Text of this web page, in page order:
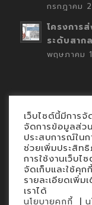
กรกฎาคม
โครงการ
ระดับสาก
พฤษภาคม
Contact
นโยบายคุกกี้
นโยบายข้อมูล
เว็บไซต์นี้มีการ
จัดการข้อมูลส่ว
ประสบการณ์ใน
ช่วยเพิ่มประสิท
การใช้งานเว็บไ
จัดเก็บและใช้คุ
รายละเอียดเพิ่
เราได้
นโยบายคุกกี้ |